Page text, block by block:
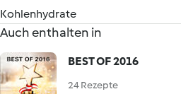
Kohlenhydrate
Auch enthalten in
BEST OF 2016
24 Rezepte